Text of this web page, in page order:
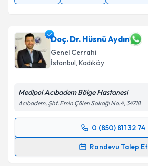
Doç. Dr. Hüsnü Aydın
Genel Cerrahi
İstanbul, Kadıköy
Medipol Acıbadem Bölge Hastanesi
Acıbadem, Şht. Emin Çölen Sokağı No:4, 34718
0 (850) 811 32 74
Randevu Talep Et
Randevu Takvimi Talebi